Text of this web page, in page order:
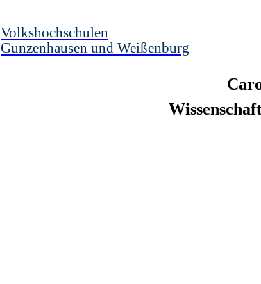
Volkshochschulen
Gunzenhausen und Weißenburg